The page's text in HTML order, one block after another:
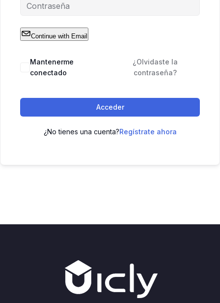
Continue with Email
Mantenerme
conectado
¿Olvidaste la
contraseña?
Acceder
¿No tienes una cuenta?Regístrate ahora